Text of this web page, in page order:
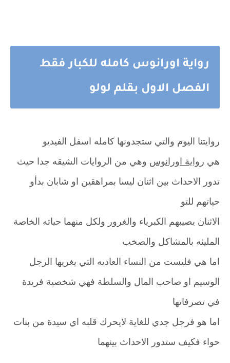
رواية اورانوس كامله للكبار فقط
الفصل الاول بقلم لولو
روايتنا اليوم والتي ستجدونها كامله اسفل الفيديو
هي رواية اورانوس وهي من الروايات الشيقه جدا حيث
تدور الاحداث بين اثنان ليسا بمراهقين او شابان بدأو
حياتهم للتو
الاثنان يصيبهم الكبرياء والغرور ولكل منهما حياته الخاصة
المليئه بالمشاكل والصخب
اما هي فليست من النساء العاديه التي يغريها الرجل
الوسيم او صاحب المال والسلطة فهي شخصية فريدة
في تصرفاتها
اما هو فرجل جدي للغاية لايحرك قلبه اي سيدة من بنات
حواء فكيف ستدور الاحداث بينهما